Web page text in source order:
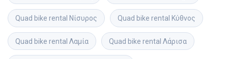
Quad bike rental Νίσυρος Quad bike rental Κύθνος
Quad bike rental Λαμία Quad bike rental Λάρισα